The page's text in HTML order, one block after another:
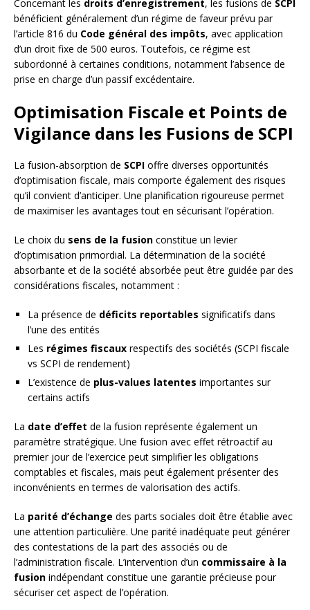
Concernant les droits d’enregistrement, les fusions de SCPI
bénéficient généralement d’un régime de faveur prévu par
l’article 816 du Code général des impôts, avec application
d’un droit fixe de 500 euros. Toutefois, ce régime est
subordonné à certaines conditions, notamment l’absence de
prise en charge d’un passif excédentaire.
Optimisation Fiscale et Points de
Vigilance dans les Fusions de SCPI
La fusion-absorption de SCPI offre diverses opportunités
d’optimisation fiscale, mais comporte également des risques
qu’il convient d’anticiper. Une planification rigoureuse permet
de maximiser les avantages tout en sécurisant l’opération.
Le choix du sens de la fusion constitue un levier
d’optimisation primordial. La détermination de la société
absorbante et de la société absorbée peut être guidée par des
considérations fiscales, notamment :
La présence de déficits reportables significatifs dans
l’une des entités
Les régimes fiscaux respectifs des sociétés (SCPI fiscale
vs SCPI de rendement)
L’existence de plus-values latentes importantes sur
certains actifs
La date d’effet de la fusion représente également un
paramètre stratégique. Une fusion avec effet rétroactif au
premier jour de l’exercice peut simplifier les obligations
comptables et fiscales, mais peut également présenter des
inconvénients en termes de valorisation des actifs.
La parité d’échange des parts sociales doit être établie avec
une attention particulière. Une parité inadéquate peut générer
des contestations de la part des associés ou de
l’administration fiscale. L’intervention d’un commissaire à la
fusion indépendant constitue une garantie précieuse pour
sécuriser cet aspect de l’opération.